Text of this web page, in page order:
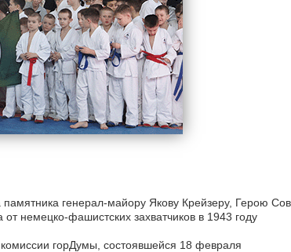
памятника генерал-майору Якову Крейзеру, Герою
немецко-фашистских захватчиков в 1943 году
горДумы, состоявшейся 18 февраля